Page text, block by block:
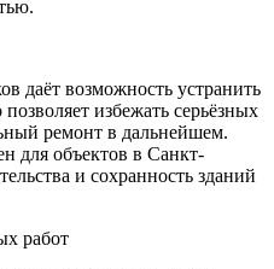
даёт возможность устранить
избежать серьёзных
ремонт в дальнейшем.
для объектов в Санкт-
и сохранность зданий
работ